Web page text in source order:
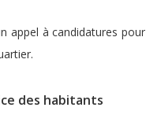
appel à candidatures pour
des habitants